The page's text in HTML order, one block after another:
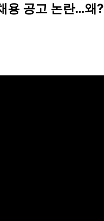
용 공고 논란…왜?